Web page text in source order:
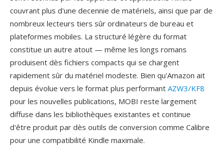
couvrant plus d'une decennie de matériels, ainsi que par de
nombreux lecteurs tiers sûr ordinateurs de bureau et
plateformes mobiles. La structuré légère du format
constitue un autre atout — même les longs romans
produisent dès fichiers compacts qui se chargent
rapidement sûr du matériel modeste. Bien qu'Amazon ait
depuis évolue vers le format plus performant AZW3/KF8
pour les nouvelles publications, MOBI reste largement
diffuse dans les bibliothèques existantes et continue
d'être produit par dès outils de conversion comme Calibre
pour une compatibilité Kindle maximale.